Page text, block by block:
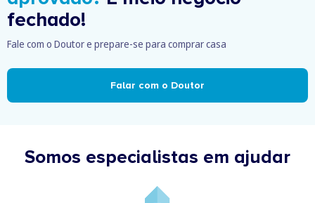
fechado!
Fale com o Doutor e prepare-se para comprar casa
Falar com o Doutor
Somos especialistas em ajudar